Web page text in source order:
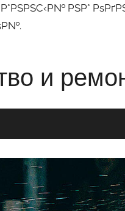
РЅР°